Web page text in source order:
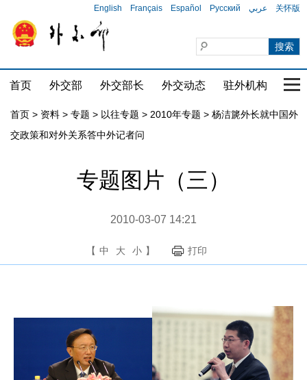
English Français Español Русский عربي 关怀版
首页 外交部 外交部长 外交动态 驻外机构 国
首页 > 资料 > 专题 > 以往专题 > 2010年专题 > 杨洁篪外长就中国外
交政策和对外关系答中外记者问
专题图片（三）
2010-03-07 14:21
【 中 大 小 】 打印